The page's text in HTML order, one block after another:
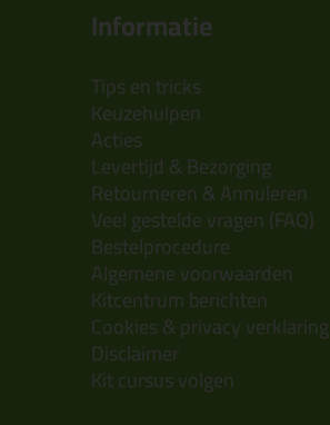
Informatie
Tips en tricks
Keuzehulpen
Acties
Levertijd & Bezorging
Retourneren & Annuleren
Veel gestelde vragen (FAQ)
Bestelprocedure
Algemene voorwaarden
Kitcentrum berichten
Cookies & privacy verklaring
Disclaimer
Kit cursus volgen